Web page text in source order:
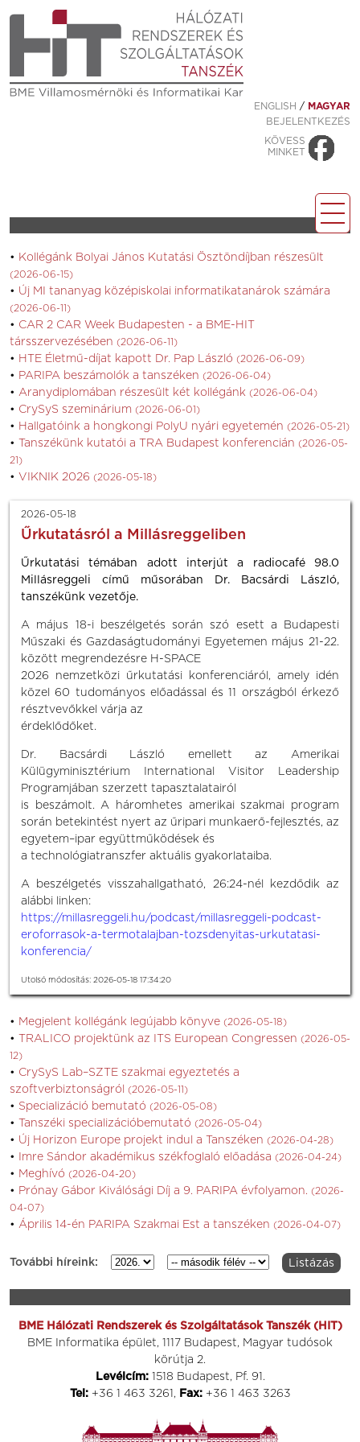
ENGLISH / MAGYAR
BEJELENTKEZÉS
KÖVESS
MINKET
Kollégánk Bolyai János Kutatási Ösztöndíjban részesült
(2026-06-15)
Új MI tananyag középiskolai informatikatanárok számára
(2026-06-11)
CAR 2 CAR Week Budapesten - a BME-HIT
társszervezésében (2026-06-11)
HTE Életmű-díjat kapott Dr. Pap László (2026-06-09)
PARIPA beszámolók a tanszéken (2026-06-04)
Aranydiplomában részesült két kollégánk (2026-06-04)
CrySyS szeminárium (2026-06-01)
Hallgatóink a hongkongi PolyU nyári egyetemén (2026-05-21)
Tanszékünk kutatói a TRA Budapest konferencián (2026-05-
21)
VIKNIK 2026 (2026-05-18)
2026-05-18
Űrkutatásról a Millásreggeliben
Űrkutatási témában adott interjút a radiocafé 98.0
Millásreggeli című műsorában Dr. Bacsárdi László,
tanszékünk vezetője.
A május 18-i beszélgetés során szó esett a Budapesti
Műszaki és Gazdaságtudományi Egyetemen május 21-22.
között megrendezésre H-SPACE
2026 nemzetközi űrkutatási konferenciáról, amely idén
közel 60 tudományos előadással és 11 országból érkező
résztvevőkkel várja az
érdeklődőket.
Dr. Bacsárdi László emellett az Amerikai
Külügyminisztérium International Visitor Leadership
Programjában szerzett tapasztalatairól
is beszámolt. A háromhetes amerikai szakmai program
során betekintést nyert az űripari munkaerő-fejlesztés, az
egyetem–ipar együttműködések és
a technológiatranszfer aktuális gyakorlataiba.
A beszélgetés visszahallgatható, 26:24-nél kezdődik az
alábbi linken:
https://millasreggeli.hu/podcast/millasreggeli-podcast-
eroforrasok-a-termotalajban-tozsdenyitas-urkutatasi-
konferencia/
Utolsó módosítás: 2026-05-18 17:34:20
Megjelent kollégánk legújabb könyve (2026-05-18)
TRALICO projektünk az ITS European Congressen (2026-05-
12)
CrySyS Lab–SZTE szakmai egyeztetés a
szoftverbiztonságról
(2026-05-11)
Specializáció bemutató (2026-05-08)
Tanszéki specializációbemutató (2026-05-04)
Új Horizon Europe projekt indul a Tanszéken (2026-04-28)
Imre Sándor akadémikus székfoglaló előadása (2026-04-24)
Meghívó (2026-04-20)
Prónay Gábor Kiválósági Díj a 9. PARIPA évfolyamon. (2026-
04-07)
Április 14-én PARIPA Szakmai Est a tanszéken (2026-04-07)
További híreink:
BME Hálózati Rendszerek és Szolgáltatások Tanszék (HIT)
BME Informatika épület, 1117 Budapest, Magyar tudósok
körútja 2.
Levélcím:1518 Budapest, Pf. 91.
Tel:+36 1 463 3261, Fax:+36 1 463 3263